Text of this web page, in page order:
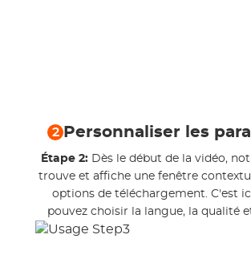
2 Personnaliser les
Étape 2: Dès le début de la vidéo,
trouve et affiche une fenêtre
options de téléchargement. C'est
pouvez choisir la langue, la qualité